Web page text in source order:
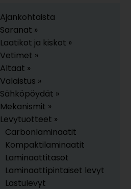
Ajankohtaista
Saranat »
Laatikot ja kiskot »
Vetimet »
Altaat »
Valaistus »
Sähköpöydät »
Mekanismit »
Levytuotteet »
Carbonlaminaatit
Kompaktilaminaatit
Laminaattitasot
Laminaattipintaiset levyt
Lastulevyt